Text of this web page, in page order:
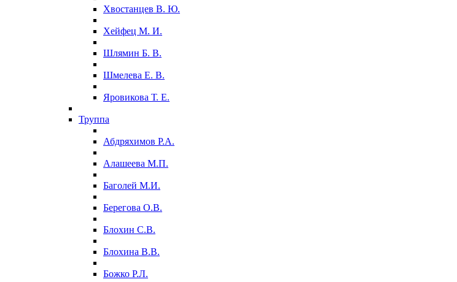
Хвостанцев В. Ю.
Хейфец М. И.
Шлямин Б. В.
Шмелева Е. В.
Яровикова Т. Е.
Труппа
Абдряхимов Р.А.
Алашеева М.П.
Баголей М.И.
Берегова О.В.
Блохин С.В.
Блохина В.В.
Божко Р.Л.